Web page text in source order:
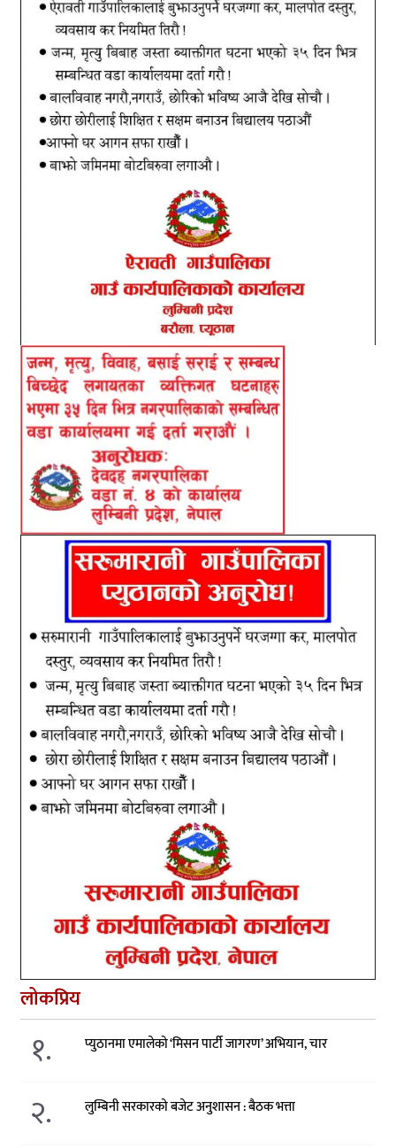
लोकप्रिय
१. प्युठानमा एमालेको ‘मिसन पार्टी जागरण’ अभियान, चार
२. लुम्बिनी सरकारको बजेट अनुशासन : बैठक भत्ता